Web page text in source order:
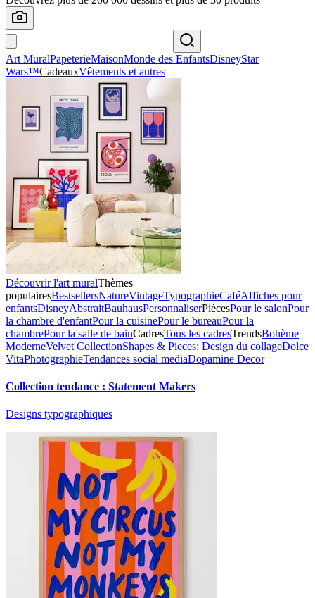
Art MuralPapeterieMaisonMonde des EnfantsDisneyStar
Wars™CadeauxVêtements et autres
Découvrir l'art muralThèmes
populairesBestsellersNatureVintageTypographieCaféAffiches pour
enfantsDisneyAbstraitBauhausPersonnaliserPiècesPour le salonPour
la chambre d'enfantPour la cuisinePour le bureauPour la
chambrePour la salle de bainCadresTous les cadresTrendsBohème
ModerneVelvet CollectionShapes & Pieces: Design du collageDolce
VitaPhotographieTendances social mediaDopamine Decor
Collection tendance : Statement Makers
Designs typographiques